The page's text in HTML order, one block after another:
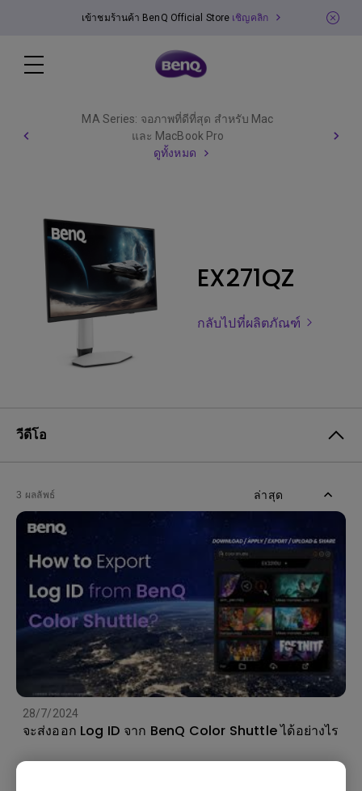
เข้าชมร้านค้า BenQ Official Store เชิญคลิก
MA Series: จอภาพที่ดีที่สุด สำหรับ Mac
และ MacBook Pro
ดูทั้งหมด
EX271QZ
กลับไปที่ผลิตภัณฑ์
วีดีโอ
3 ผลลัพธ์ ล่าสุด
28/7/2024
จะส่งออก Log ID จาก BenQ Color Shuttle ได้อย่างไร